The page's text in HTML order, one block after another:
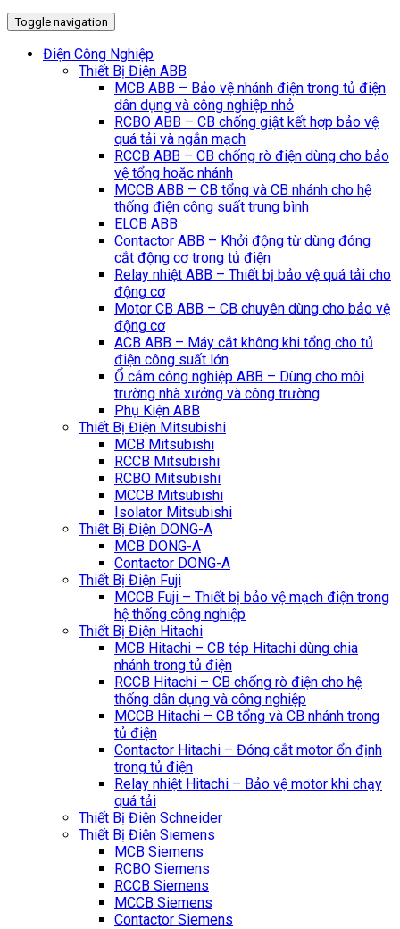
Toggle navigation
Điện Công Nghiệp
Thiết Bị Điện ABB
MCB ABB – Bảo vệ nhánh điện trong tủ điện
dân dụng và công nghiệp nhỏ
RCBO ABB – CB chống giật kết hợp bảo vệ
quá tải và ngắn mạch
RCCB ABB – CB chống rò điện dùng cho bảo
vệ tổng hoặc nhánh
MCCB ABB – CB tổng và CB nhánh cho hệ
thống điện công suất trung bình
ELCB ABB
Contactor ABB – Khởi động từ dùng đóng
cắt động cơ trong tủ điện
Relay nhiệt ABB – Thiết bị bảo vệ quá tải cho
động cơ
Motor CB ABB – CB chuyên dùng cho bảo vệ
động cơ
ACB ABB – Máy cắt không khi tổng cho tủ
điện công suất lớn
Ổ cắm công nghiệp ABB – Dùng cho môi
trường nhà xưởng và công trường
Phụ Kiện ABB
Thiết Bị Điện Mitsubishi
MCB Mitsubishi
RCCB Mitsubishi
RCBO Mitsubishi
MCCB Mitsubishi
Isolator Mitsubishi
Thiết Bị Điện DONG-A
MCB DONG-A
Contactor DONG-A
Thiết Bị Điện Fuji
MCCB Fuji – Thiết bị bảo vệ mạch điện trong
hệ thống công nghiệp
Thiết Bị Điện Hitachi
MCB Hitachi – CB tép Hitachi dùng chia
nhánh trong tủ điện
RCCB Hitachi – CB chống rò điện cho hệ
thống dân dụng và công nghiệp
MCCB Hitachi – CB tổng và CB nhánh trong
tủ điện
Contactor Hitachi – Đóng cắt motor ổn định
trong tủ điện
Relay nhiệt Hitachi – Bảo vệ motor khi chạy
quá tải
Thiết Bị Điện Schneider
Thiết Bị Điện Siemens
MCB Siemens
RCBO Siemens
RCCB Siemens
MCCB Siemens
Contactor Siemens